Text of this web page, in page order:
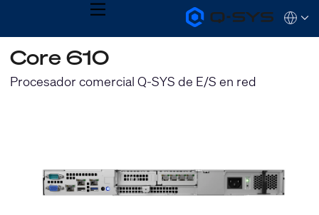
Q-
SYS
MENU
QSYS.com (English)
India (English)
Deutsch
Español
Core 610
Procesador comercial Q-SYS de E/S en red